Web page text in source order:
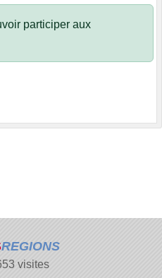
participer aux
REGIONS
visites